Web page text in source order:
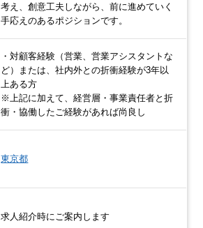
考え、創意工夫しながら、前に進めていく
手応えのあるポジションです。
・対顧客経験（営業、営業アシスタントな
ど）または、社内外との折衝経験が3年以
上ある方
※上記に加えて、経営層・事業責任者と折
衝・協働したご経験があれば尚良し
東京都
求人紹介時にご案内します